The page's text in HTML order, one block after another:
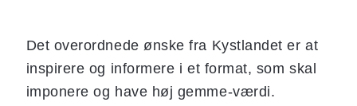
Det overordnede ønske fra Kystlandet er at
inspirere og informere i et format, som skal
imponere og have høj gemme-værdi.